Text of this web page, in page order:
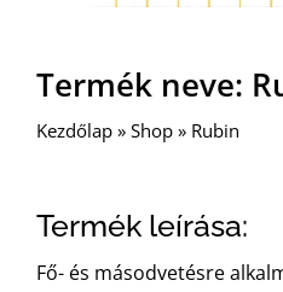
Termék neve:
Kezdőlap » Shop » Rubin
Termék leírása:
Fő- és másodvetésre